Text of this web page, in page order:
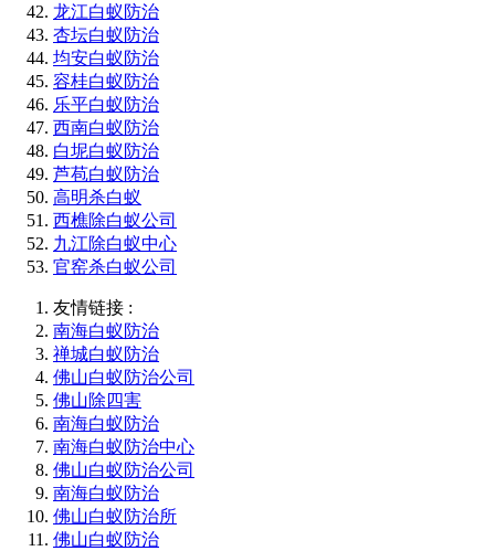
龙江白蚁防治
杏坛白蚁防治
均安白蚁防治
容桂白蚁防治
乐平白蚁防治
西南白蚁防治
白坭白蚁防治
芦苞白蚁防治
高明杀白蚁
西樵除白蚁公司
九江除白蚁中心
官窑杀白蚁公司
友情链接 :
南海白蚁防治
禅城白蚁防治
佛山白蚁防治公司
佛山除四害
南海白蚁防治
南海白蚁防治中心
佛山白蚁防治公司
南海白蚁防治
佛山白蚁防治所
佛山白蚁防治